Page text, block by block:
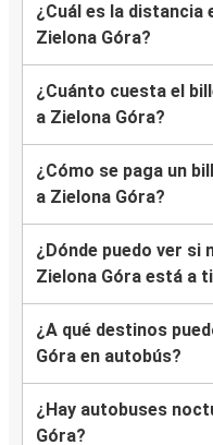
¿Cuál es la distancia
Zielona Góra?
¿Cuánto cuesta el
a Zielona Góra?
¿Cómo se paga un
a Zielona Góra?
¿Dónde puedo ver si
Zielona Góra está a
¿A qué destinos
Góra en autobús?
¿Hay autobuses
Góra?